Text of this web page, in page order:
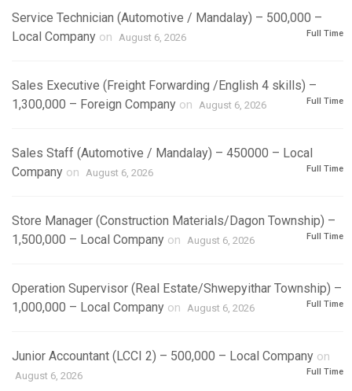
Service Technician (Automotive / Mandalay) – 500,000 –
Local Company on August 6, 2026 Full Time
Sales Executive (Freight Forwarding /English 4 skills) –
1,300,000 – Foreign Company on August 6, 2026 Full Time
Sales Staff (Automotive / Mandalay) – 450000 – Local
Company on August 6, 2026 Full Time
Store Manager (Construction Materials/Dagon Township) –
1,500,000 – Local Company on August 6, 2026 Full Time
Operation Supervisor (Real Estate/Shwepyithar Township) –
1,000,000 – Local Company on August 6, 2026 Full Time
Junior Accountant (LCCI 2) – 500,000 – Local Company on
August 6, 2026 Full Time